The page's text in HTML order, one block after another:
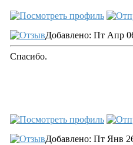
Добавлено: Пт Апр
Спасибо.
Добавлено: Пт Янв